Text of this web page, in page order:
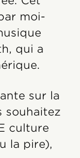
moi-
qui a
sur la
souhaitez
culture
la pire),